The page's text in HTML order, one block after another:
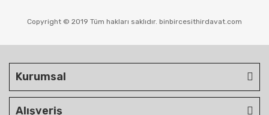
Copyright © 2019 Tüm hakları saklıdır. binbircesithirdavat.com
Kurumsal
Alışveriş